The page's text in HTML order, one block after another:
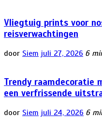
Vliegtuig prints voor
reisverwachtingen
door Siem juli 27, 2026 6
Trendy raamdecoratie
een verfrissende
door Siem juli 24, 2026 6